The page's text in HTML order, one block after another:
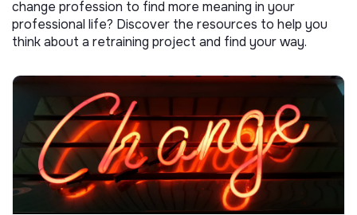
change profession to find more meaning in your
professional life? Discover the resources to help you
think about a retraining project and find your way.